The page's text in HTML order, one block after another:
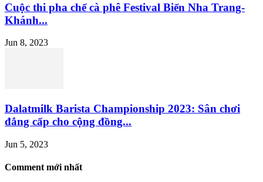
Cuộc thi pha chế cà phê Festival Biển Nha Trang-
Khánh...
Jun 8, 2023
Dalatmilk Barista Championship 2023: Sân chơi
đẳng cấp cho cộng đồng...
Jun 5, 2023
Comment mới nhất